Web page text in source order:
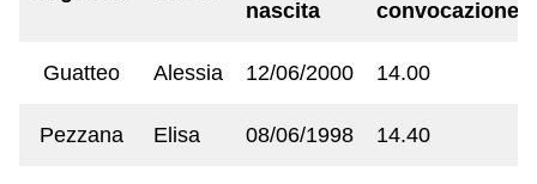
nascita
convocazione
Guatteo Alessia 12/06/2000 14.00
Pezzana Elisa 08/06/1998 14.40